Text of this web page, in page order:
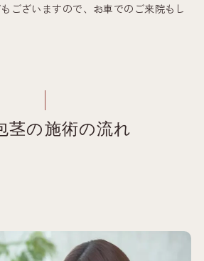
ございますので、お車でのご来院もし
茎の施術の流れ